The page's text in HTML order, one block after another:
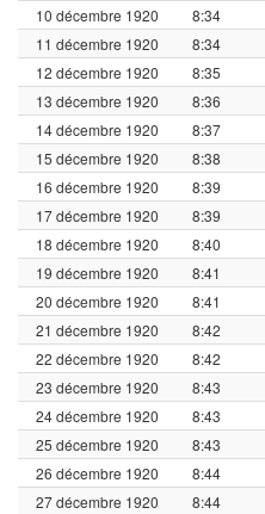
10 décembre 1920 8:34
11 décembre 1920
8:34
12 décembre 1920
8:35
13 décembre 1920
8:36
14 décembre 1920
8:37
15 décembre 1920
8:38
16 décembre 1920
8:39
17 décembre 1920
8:39
18 décembre 1920
8:40
19 décembre 1920
8:41
20 décembre 1920
8:41
21 décembre 1920
8:42
22 décembre 1920
8:42
23 décembre 1920
8:43
24 décembre 1920
8:43
25 décembre 1920
8:43
26 décembre 1920
8:44
27 décembre 1920
8:44